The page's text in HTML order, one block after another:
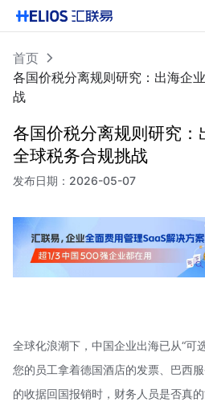
首页
各国价税分离规则研究：出海企
战
各国价税分离规则研究
全球税务合规挑战
发布日期： 2026-05-07
全球化浪潮下，中国企业出海已从“可
您的员工拿着德国酒店的发票、巴西
的收据回国报销时，财务人员是否真